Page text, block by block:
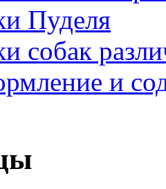
Пуделя
собак
и